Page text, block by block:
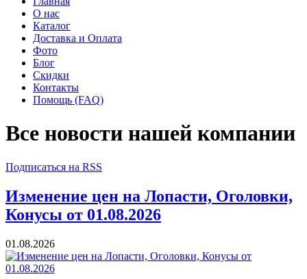
О нас
Каталог
Доставка и Оплата
Фото
Блог
Скидки
Контакты
Помощь (FAQ)
Все новости нашей компании
Подписаться на RSS
Изменение цен на Лопасти, Оголовки,
Конусы от 01.08.2026
01.08.2026